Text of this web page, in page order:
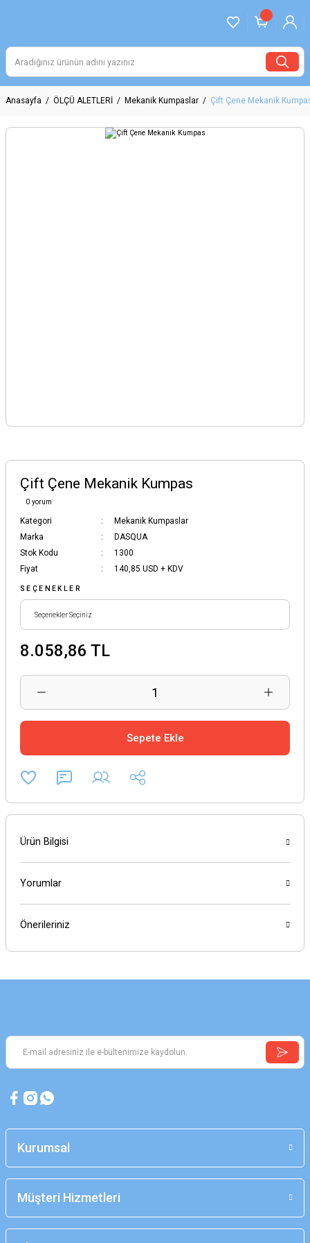
Anasayfa ÖLÇÜ ALETLERİ Mekanik Kumpaslar Çift Çene Mekanik
Çift Çene Mekanik Kumpas
0 yorum
Kategori
Mekanik Kumpaslar
Marka
DASQUA
Stok Kodu
1300
Fiyat
140,85 USD + KDV
SEÇENEKLER
8.058,86 TL
Sepete Ekle
Ürün Bilgisi
Yorumlar
Önerileriniz
Kurumsal
Müşteri Hizmetleri